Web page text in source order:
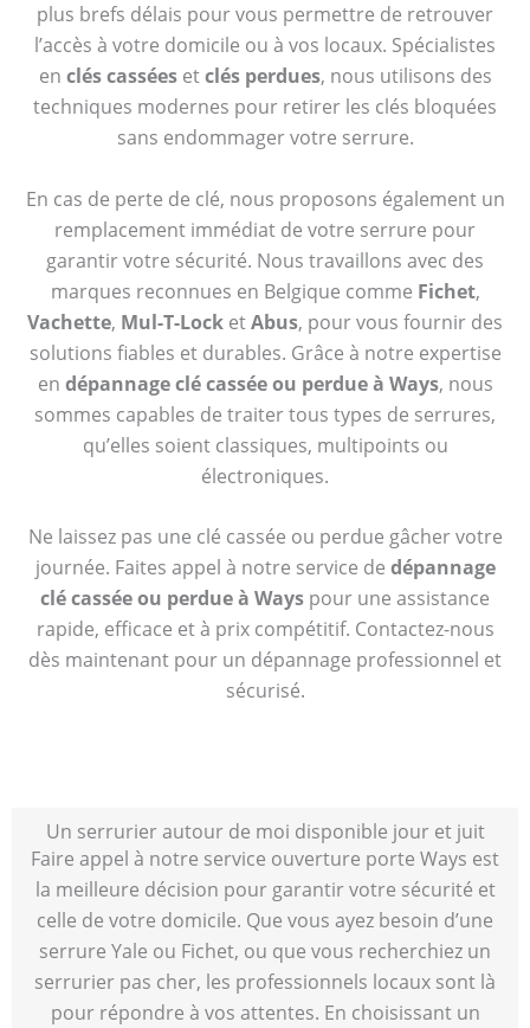
plus brefs délais pour vous permettre de retrouver
l’accès à votre domicile ou à vos locaux. Spécialistes
en clés casséesetclés perdues, nous utilisons des
techniques modernes pour retirer les clés bloquées
sans endommager votre serrure.
En cas de perte de clé, nous proposons également un
remplacement immédiat de votre serrure pour
garantir votre sécurité. Nous travaillons avec des
marques reconnues en Belgique comme Fichet,
Vachette, Mul-T-Lock etAbus, pour vous fournir des
solutions fiables et durables. Grâce à notre expertise
en dépannage clé cassée ou perdue à Ways, nous
sommes capables de traiter tous types de serrures,
qu’elles soient classiques, multipoints ou
électroniques.
Ne laissez pas une clé cassée ou perdue gâcher votre
journée. Faites appel à notre service de dépannage
clé cassée ou perdue à Ways pour une assistance
rapide, efficace et à prix compétitif. Contactez-nous
dès maintenant pour un dépannage professionnel et
sécurisé.
Un serrurier autour de moi disponible jour et juit
Faire appel à notre service ouverture porte Ways est
la meilleure décision pour garantir votre sécurité et
celle de votre domicile. Que vous ayez besoin d’une
serrure Yale ou Fichet, ou que vous recherchiez un
serrurier pas cher, les professionnels locaux sont là
pour répondre à vos attentes. En choisissant un